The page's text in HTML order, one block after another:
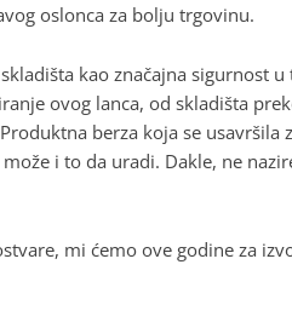
oslonca za bolju trgovinu.
kao značajna sigurnost
ovog lanca, od skladišta
berza koja se usavršila
i to da uradi. Dakle, ne
mi ćemo ove godine za